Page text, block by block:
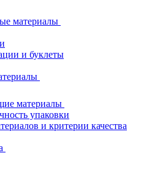
материалы
и буклеты
материалы
упаковки
и критерии качества